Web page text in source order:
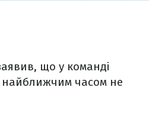
що у команді
найближчим часом не